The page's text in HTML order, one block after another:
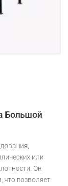
Большой
или
Он
что позволяет